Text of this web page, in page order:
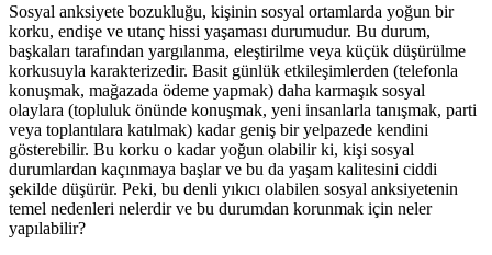
Sosyal anksiyete bozukluğu, kişinin sosyal ortamlarda yoğun bir
korku, endişe ve utanç hissi yaşaması durumudur. Bu durum,
başkaları tarafından yargılanma, eleştirilme veya küçük düşürülme
korkusuyla karakterizedir. Basit günlük etkileşimlerden (telefonla
konuşmak, mağazada ödeme yapmak) daha karmaşık sosyal
olaylara (topluluk önünde konuşmak, yeni insanlarla tanışmak, parti
veya toplantılara katılmak) kadar geniş bir yelpazede kendini
gösterebilir. Bu korku o kadar yoğun olabilir ki, kişi sosyal
durumlardan kaçınmaya başlar ve bu da yaşam kalitesini ciddi
şekilde düşürür. Peki, bu denli yıkıcı olabilen sosyal anksiyetenin
temel nedenleri nelerdir ve bu durumdan korunmak için neler
yapılabilir?